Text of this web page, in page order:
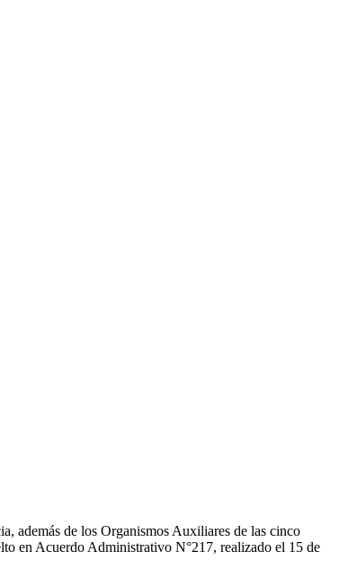
además de los Organismos Auxiliares de las cinco
en Acuerdo Administrativo N°217, realizado el 15 de